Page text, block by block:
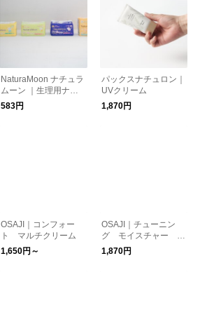
NaturaMoon ナチュラ
ムーン ｜生理用ナプ
キン
583円
パックスナチュロン｜
UVクリーム
1,870円
OSAJI｜コンフォー
ト マルチクリーム
1,650円～
OSAJI｜チューニン
グ モイスチャー ベ
ール ハンドクリーム
1,870円